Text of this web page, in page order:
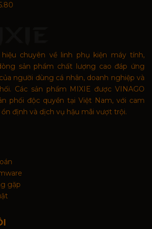
chuyên về linh phụ kiện máy tính,
sản phẩm chất lượng cao đáp ứng
người dùng cá nhân, doanh nghiệp và
Các sản phẩm MIXIE được VINAGO
phối độc quyền tại Việt Nam, với cam
định và dịch vụ hậu mãi vượt trội.
gặp